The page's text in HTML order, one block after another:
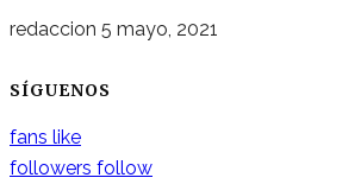
redaccion 5 mayo, 2021
SÍGUENOS
fans like
followers follow